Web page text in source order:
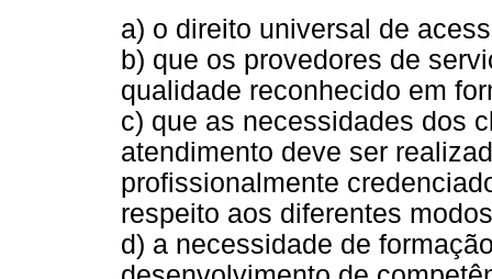
a) o direito universal de
b) que os provedores de
qualidade reconhecido em
c) que as necessidades dos
atendimento deve ser
profissionalmente
respeito aos diferentes
d) a necessidade de